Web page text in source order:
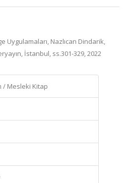
Uygulamaları, Nazlıcan Dindarik,
İstanbul, ss.301-329, 2022
/ Mesleki Kitap